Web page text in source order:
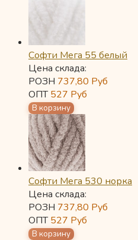
Софти Мега 55 белый
Цена склада:
РОЗН 737,80 Руб
ОПТ527 Руб
Софти Мега 530 норка
Цена склада:
РОЗН 737,80 Руб
ОПТ527 Руб